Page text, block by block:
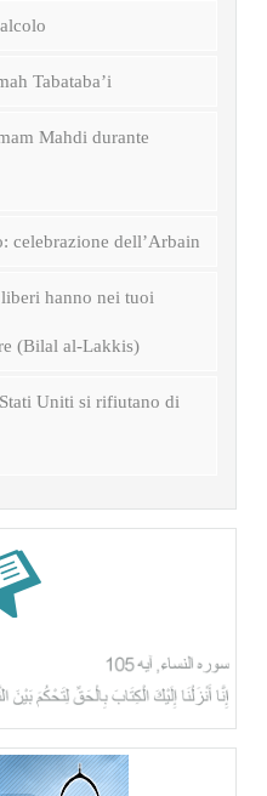
Tabataba’i
Mahdi durante
celebrazione dell’Arbain
hanno nei tuoi
(Bilal al-Lakkis)
Uniti si rifiutano di